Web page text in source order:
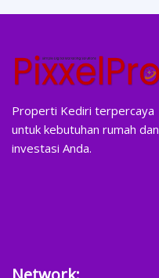
Properti Kediri terpercaya
untuk kebutuhan rumah dan
investasi Anda.